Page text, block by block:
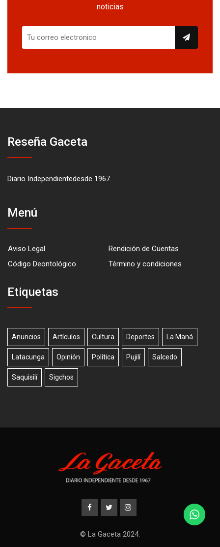
noticias
Reseña Gaceta
Diario Independientedesde 1967.
Menú
Aviso Legal
Rendición de Cuentas
Código Deontológico
Término y condiciones
Etiquetas
Anuncios Artículos Cultura Deportes La Maná
Latacunga Opinión Política Pujilí Salcedo
Saquisilí Sigchos
© La Gaceta 2024.